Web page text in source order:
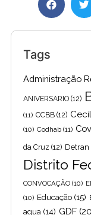
Tags
Administração
ANIVERSARIO (12)
(11) CCBB (12)
(10) Codhab (11)
da Cruz (12) Detran
Distrito
CONVOCAÇÃO (10)
(10) Educação (15)
agua (14) GDF